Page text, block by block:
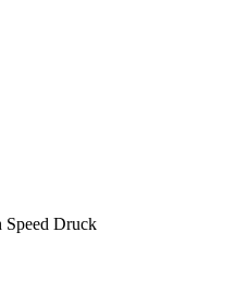
Speed Druck